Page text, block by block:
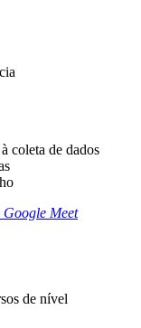
coleta de dados
Google Meet
de nível